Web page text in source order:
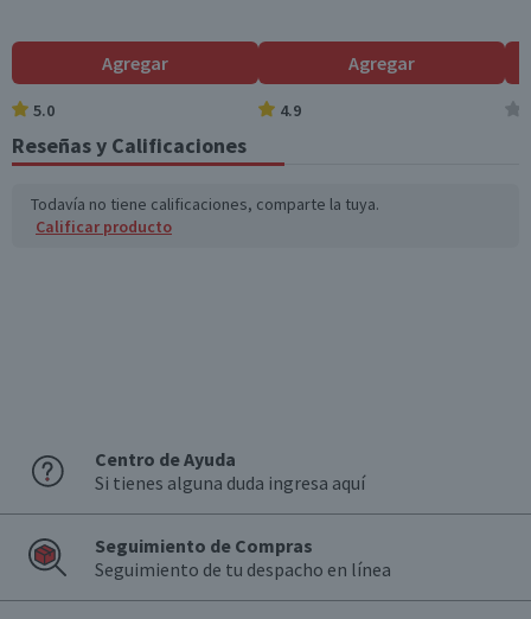
Agregar
5.0
Agregar
4.9
Reseñas y Calificaciones
Todavía no tiene calificaciones, comparte la tuya.
Calificar producto
Centro de Ayuda
Si tienes alguna duda ingresa aquí
Seguimiento de Compras
Seguimiento de tu despacho en línea